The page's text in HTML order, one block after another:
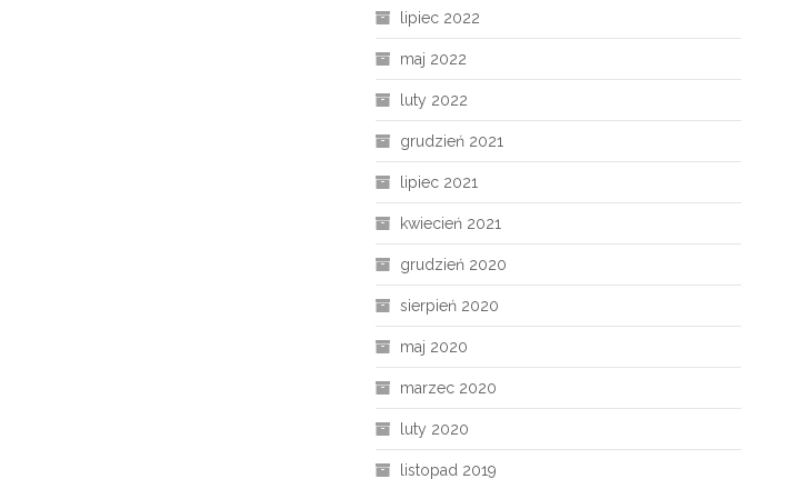
lipiec 2022
maj 2022
luty 2022
grudzień 2021
lipiec 2021
kwiecień 2021
grudzień 2020
sierpień 2020
maj 2020
marzec 2020
luty 2020
listopad 2019